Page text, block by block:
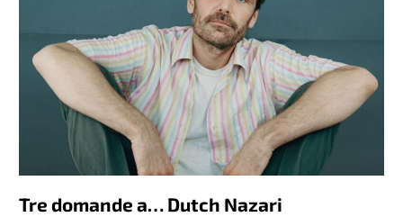
Tre domande a… Dutch Nazari